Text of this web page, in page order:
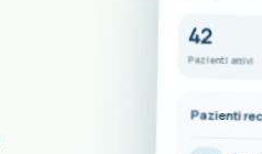
42
Pazienti attivi
Pazienti